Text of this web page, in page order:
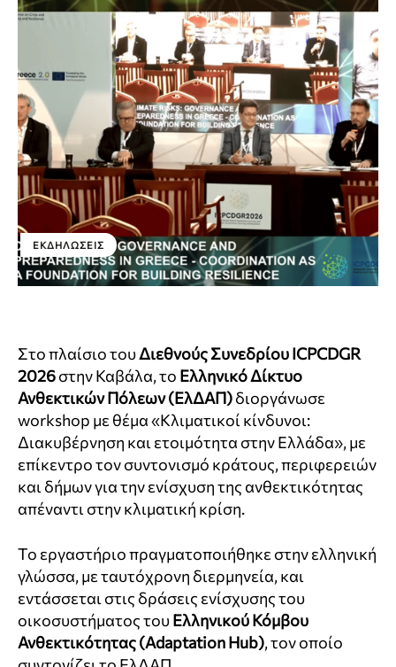
ΕΚΔΗΛΏΣΕΙΣ
Στο πλαίσιο τουΔιεθνούς Συνεδρίου ICPCDGR
2026στην Καβάλα, το Ελληνικό Δίκτυο
Ανθεκτικών Πόλεων (ΕλΔΑΠ)διοργάνωσε
workshop με θέμα «Κλιματικοί κίνδυνοι:
Διακυβέρνηση και ετοιμότητα στην Ελλάδα», με
επίκεντρο τον συντονισμό κράτους, περιφερειών
και δήμων για την ενίσχυση της ανθεκτικότητας
απέναντι στην κλιματική κρίση.
Το εργαστήριο πραγματοποιήθηκε στην ελληνική
γλώσσα, με ταυτόχρονη διερμηνεία, και
εντάσσεται στις δράσεις ενίσχυσης του
οικοσυστήματος τουΕλληνικού Κόμβου
Ανθεκτικότητας (Adaptation Hub), τον οποίο